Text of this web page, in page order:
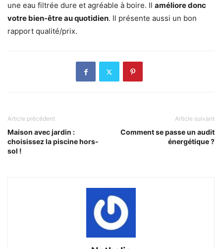
une eau filtrée dure et agréable à boire. Il améliore donc
votre bien-être au quotidien. Il présente aussi un bon
rapport qualité/prix.
Article précédent
Maison avec jardin :
choisissez la piscine hors-
sol !
Article suivant
Comment se passe un audit
énergétique ?